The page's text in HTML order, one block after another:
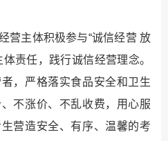
营主体积极参与“诚信经营 放
责任，践行诚信经营理念。
，严格落实食品安全和卫生
不涨价、不乱收费，用心服
营造安全、有序、温馨的考